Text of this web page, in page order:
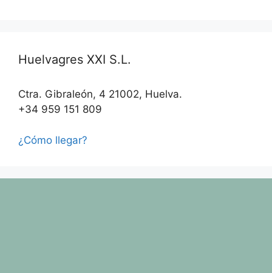
Huelvagres XXI S.L.
Ctra. Gibraleón, 4 21002, Huelva.
+34 959 151 809
¿Cómo llegar?